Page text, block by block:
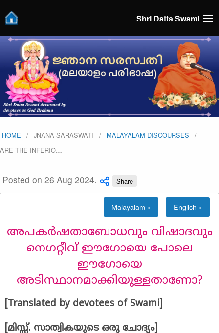
Shri Datta Swami
HOME JNANA SARASWATI
MALAYALAM DISCOURSES
ARE THE INFERIO…
Posted on 26 Aug 2024. Share
Malayalam » English »
അപകർഷതാബോധവും വിഷാദവും
നെഗറ്റീവ് ഈഗോയെ പോലെ
ഈഗോയെ
അടിസ്ഥാനമാക്കിയുള്ളതാണോ?
[Translated by devotees of Swami]
[മിസ്സ്‌. സാത്വികയുടെ ഒരു ചോദ്യം]